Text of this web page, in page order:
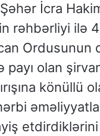
İcra
rəhbərliyi ilə
Ordusunun
payı olan
könüllü
etdirdiklərini